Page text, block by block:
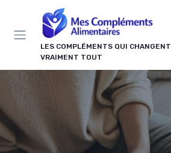
LES COMPLÉMENTS QUI CHANGENT
VRAIMENT TOUT
Panneau de gestion des cookies